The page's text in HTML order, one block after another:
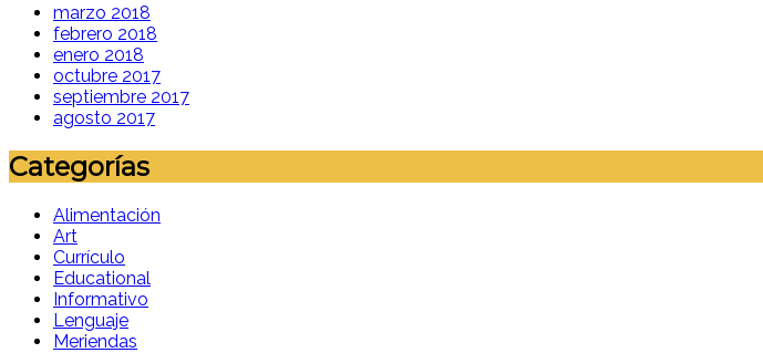
marzo 2018
febrero 2018
enero 2018
octubre 2017
septiembre 2017
agosto 2017
Categorías
Alimentación
Art
Currículo
Educational
Informativo
Lenguaje
Meriendas